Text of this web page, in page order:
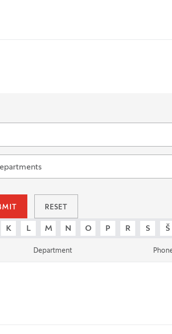
RESET
K L M N O P R S Š
Department